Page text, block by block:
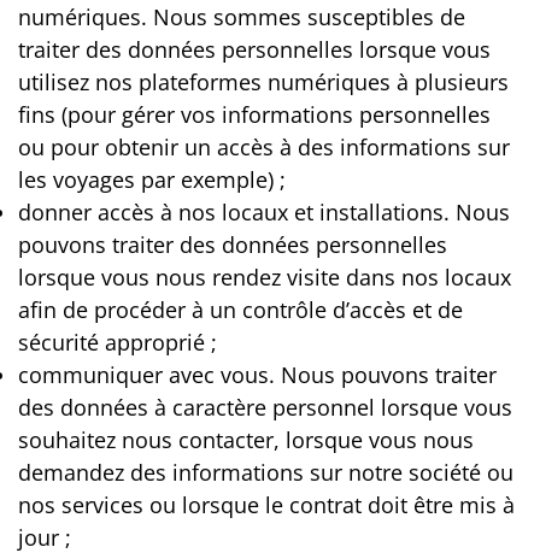
numériques. Nous sommes susceptibles de
traiter des données personnelles lorsque vous
utilisez nos plateformes numériques à plusieurs
fins (pour gérer vos informations personnelles
ou pour obtenir un accès à des informations sur
les voyages par exemple) ;
donner accès à nos locaux et installations. Nous
pouvons traiter des données personnelles
lorsque vous nous rendez visite dans nos locaux
afin de procéder à un contrôle d’accès et de
sécurité approprié ;
communiquer avec vous. Nous pouvons traiter
des données à caractère personnel lorsque vous
souhaitez nous contacter, lorsque vous nous
demandez des informations sur notre société ou
nos services ou lorsque le contrat doit être mis à
jour ;